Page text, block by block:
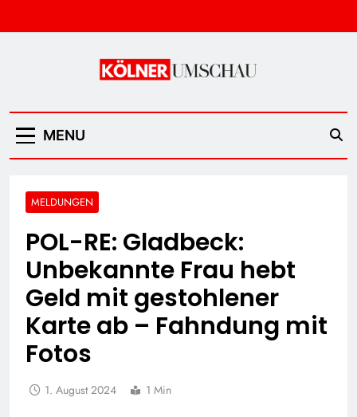
to
Kölner Umschau
MENU
MELDUNGEN
POL-RE: Gladbeck:
Unbekannte Frau hebt
Geld mit gestohlener
Karte ab – Fahndung mit
Fotos
1. August 2024 1 Min